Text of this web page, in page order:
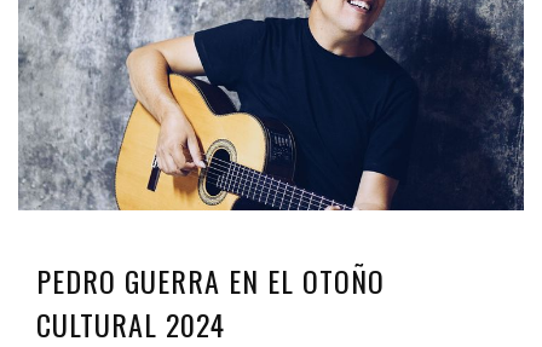
PEDRO GUERRA EN EL OTOÑO
CULTURAL 2024